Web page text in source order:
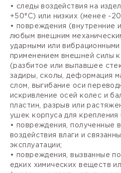
• следы воздействия на
+50°С) или низких (менее -
• повреждения (внутренние
любым внешним
ударными или вибрационными
применением внешней силы к
(разбитое или выпавшее
задиры, сколы, деформация
слом, выгибание оси
искривление осей колес и
пластин, разрыв или
ушек корпуса для крепления
• повреждения, полученные
воздействия влаги и
эксплуатации;
• повреждения, вызванные
едких химических веществ